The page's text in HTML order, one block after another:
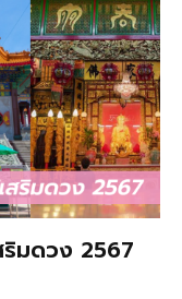
มดวง 2567